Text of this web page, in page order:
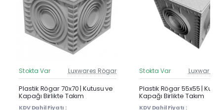
Güncel Fiyat
Yeni Ürün
Stokta Var Luxwares Rögar
Plastik Rögar 70x70 | Kutusu ve
Kapağı Birlikte Takım
KDV Dahil Fiyatı :
Stokta Var Luxwares
Plastik Rögar 55x55 |
Kapağı Birlikte Takım
KDV Dahil Fiyatı :